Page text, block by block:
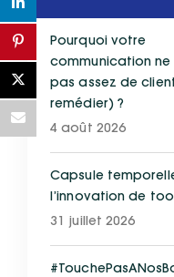
Pourquoi votre
communication
pas assez de
remédier) ?
4 août 2026
Capsule
l’innovation de
31 juillet 2026